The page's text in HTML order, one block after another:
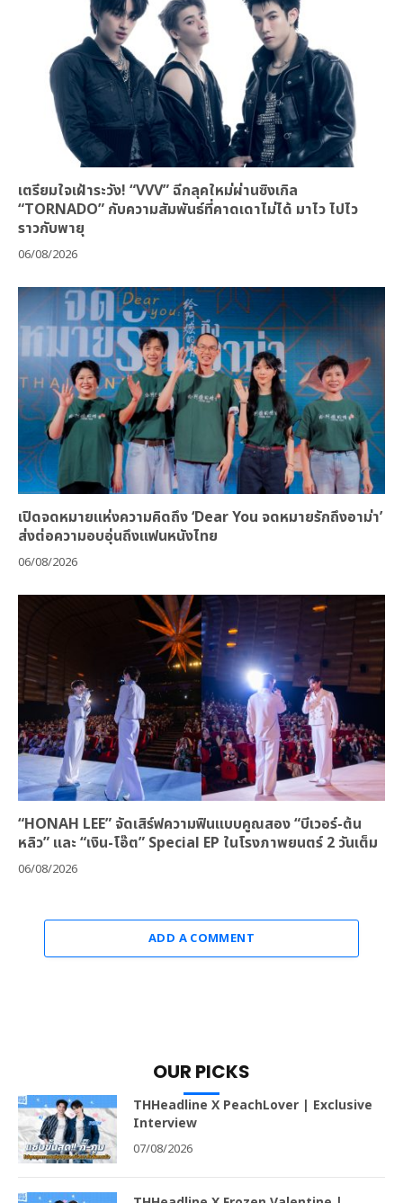
เตรียมใจเฝ้าระวัง! “VVV” ฉีกลุคใหม่ผ่านซิงเกิล
“TORNADO” กับความสัมพันธ์ที่คาดเดาไม่ได้ มาไว ไปไว
ราวกับพายุ
06/08/2026
เปิดจดหมายแห่งความคิดถึง ‘Dear You จดหมายรักถึงอาม่า’
ส่งต่อความอบอุ่นถึงแฟนหนังไทย
06/08/2026
“HONAH LEE” จัดเสิร์ฟความฟินแบบคูณสอง “บีเวอร์-ต้น
หลิว” และ “เงิน-โอ๊ต” Special EP ในโรงภาพยนตร์ 2 วันเต็ม
06/08/2026
ADD A COMMENT
OUR PICKS
THHeadline X PeachLover | Exclusive
Interview
07/08/2026